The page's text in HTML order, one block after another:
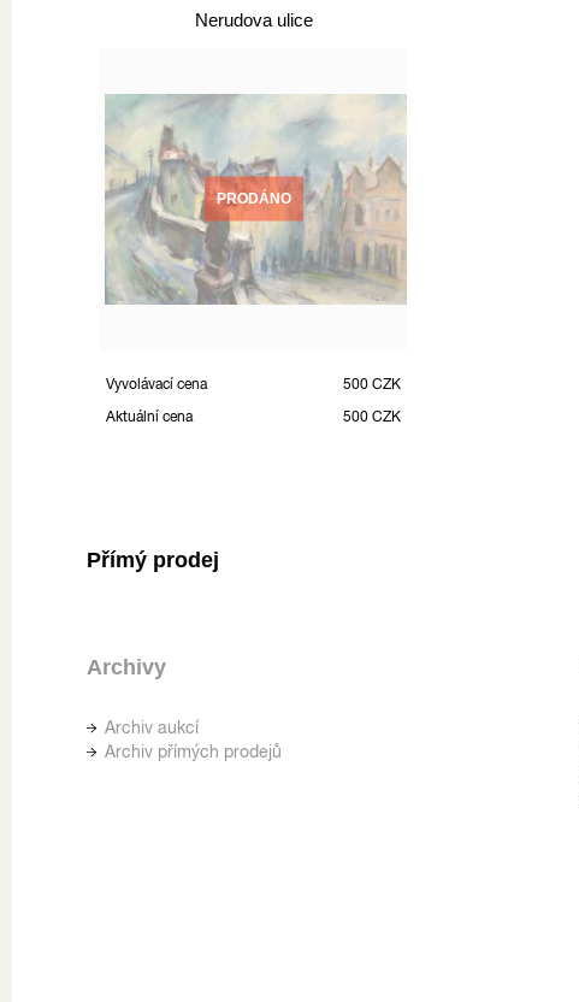
Nerudova ulice
PRODÁNO
Vyvolávací cena
500 CZK
Aktuální cena
500 CZK
Přímý prodej
Archivy
Archiv aukcí
Archiv přímých prodejů